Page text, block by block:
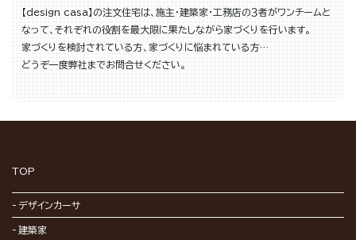
【design casa】の注文住宅は、施主・建築家・工務店の３者がワンチームと
なって、それぞれの役割を最大限に果たしながら家づくりを行います。
家づくりを検討されている方、家づくりに悩まれている方…
どうぞ一度弊社までお問合せください。
TOP
デザインカーサ
建築家